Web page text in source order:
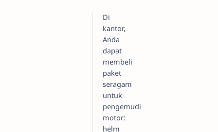
Di
kantor,
Anda
dapat
membeli
paket
seragam
untuk
pengemudi
motor:
helm